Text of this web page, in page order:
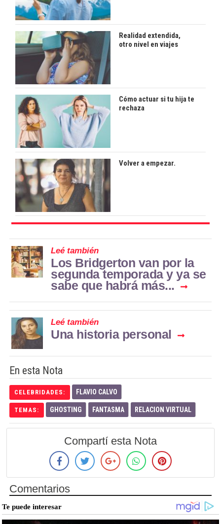
Realidad extendida,
otro nivel en viajes
Cómo actuar si tu hija te
rechaza
Volver a empezar.
Leé también
Los Bridgerton van por la
segunda temporada y ya se
sabe que habrá más...
Leé también
Una historia personal
En esta Nota
CELEBRIDADES: FLAVIO CALVO
TEMAS: GHOSTING FANTASMA RELACION VIRTUAL
Compartí esta Nota
Comentarios